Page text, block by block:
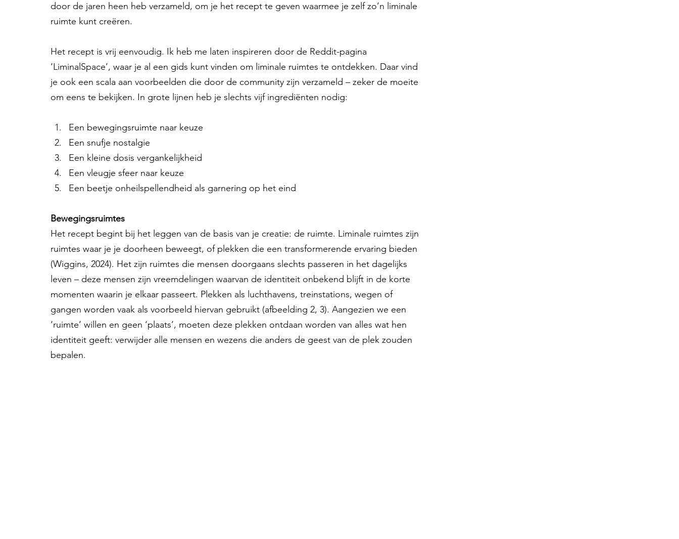
door de jaren heen heb verzameld, om je het recept te geven waarmee je zelf zo’n liminale
ruimte kunt creëren.
Het recept is vrij eenvoudig. Ik heb me laten inspireren door de Reddit-pagina
‘LiminalSpace’, waar je al een gids kunt vinden om liminale ruimtes te ontdekken. Daar vind
je ook een scala aan voorbeelden die door de community zijn verzameld – zeker de moeite
om eens te bekijken. In grote lijnen heb je slechts vijf ingrediënten nodig:
Een bewegingsruimte naar keuze
Een snufje nostalgie
Een kleine dosis vergankelijkheid
Een vleugje sfeer naar keuze
Een beetje onheilspellendheid als garnering op het eind
Bewegingsruimtes
Het recept begint bij het leggen van de basis van je creatie: de ruimte. Liminale ruimtes zijn
ruimtes waar je je doorheen beweegt, of plekken die een transformerende ervaring bieden
(Wiggins, 2024). Het zijn ruimtes die mensen doorgaans slechts passeren in het dagelijks
leven – deze mensen zijn vreemdelingen waarvan de identiteit onbekend blijft in de korte
momenten waarin je elkaar passeert. Plekken als luchthavens, treinstations, wegen of
gangen worden vaak als voorbeeld hiervan gebruikt (afbeelding 2, 3). Aangezien we een
‘ruimte’ willen en geen ‘plaats’, moeten deze plekken ontdaan worden van alles wat hen
identiteit geeft: verwijder alle mensen en wezens die anders de geest van de plek zouden
bepalen.